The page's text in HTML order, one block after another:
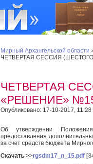
Мирный Архангельской области
ЧЕТВЕРТАЯ СЕССИЯ
ЧЕТВЕРТАЯ
«РЕШЕНИЕ»
Опубликовано: 17-10-2017, 11:28
Об утверждении
предоставления
за счет средств бюджета
Скачать >>rgsdm17_n_15.pdf